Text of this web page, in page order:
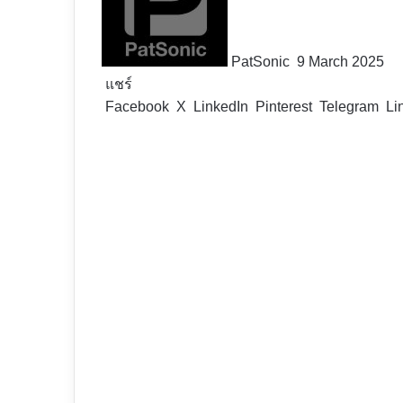
PatSonic 9 March 2025
แชร์
Facebook X LinkedIn Pinterest Telegram